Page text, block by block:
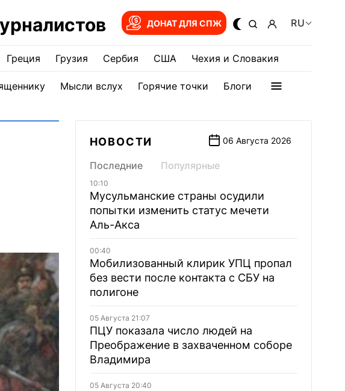
ДОНАТ ДЛЯ СПЖ RU
Греция Грузия Сербия США Чехия и Словакия
Мысли вслух Горячие точки Блоги
НОВОСТИ 06 Августа 2026
Последние Популярные
10:10
Мусульманские страны осудили
попытки изменить статус мечети
Аль-Акса
00:40
Мобилизованный клирик УПЦ пропал
без вести после контакта с СБУ на
полигоне
05 Августа 21:07
ПЦУ показала число людей на
Преображение в захваченном соборе
Владимира
05 Августа 20:40